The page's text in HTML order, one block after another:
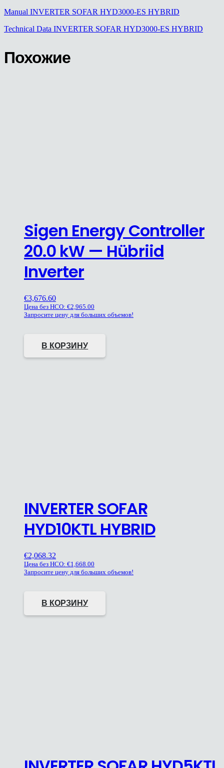
Manual INVERTER SOFAR HYD3000-ES HYBRID
Technical Data INVERTER SOFAR HYD3000-ES HYBRID
Похожие
Sigen Energy Controller
20.0 kW — Hübriid
Inverter
€3,676.60
Цена без НСО: €2,965.00
Запросите цену для больших объемов!
В КОРЗИНУ
INVERTER SOFAR
HYD10KTL HYBRID
€2,068.32
Цена без НСО: €1,668.00
Запросите цену для больших объемов!
В КОРЗИНУ